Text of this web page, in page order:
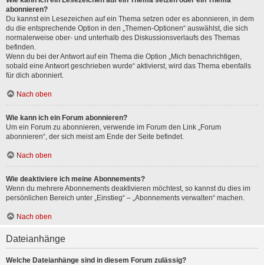
abonnieren?
Du kannst ein Lesezeichen auf ein Thema setzen oder es abonnieren, in dem
du die entsprechende Option in den „Themen-Optionen“ auswählst, die sich
normalerweise ober- und unterhalb des Diskussionsverlaufs des Themas
befinden.
Wenn du bei der Antwort auf ein Thema die Option „Mich benachrichtigen,
sobald eine Antwort geschrieben wurde“ aktivierst, wird das Thema ebenfalls
für dich abonniert.
Nach oben
Wie kann ich ein Forum abonnieren?
Um ein Forum zu abonnieren, verwende im Forum den Link „Forum
abonnieren“, der sich meist am Ende der Seite befindet.
Nach oben
Wie deaktiviere ich meine Abonnements?
Wenn du mehrere Abonnements deaktivieren möchtest, so kannst du dies im
persönlichen Bereich unter „Einstieg“ – „Abonnements verwalten“ machen.
Nach oben
Dateianhänge
Welche Dateianhänge sind in diesem Forum zulässig?